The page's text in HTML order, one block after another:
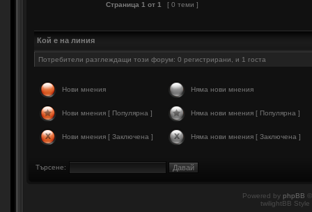
Страница 1 от 1 [ 0 теми ]
Кой е на линия
Потребители разглеждащи този форум: 0 регистрирани, и 1 госта
Нови мнения Няма нови мнения
Нови мнения [ Популярна ] Няма нови мнения [ Популярна ]
Нови мнения [ Заключена ] Няма нови мнения [ Заключена ]
Търсене:
Powered by phpBB
twilightBB